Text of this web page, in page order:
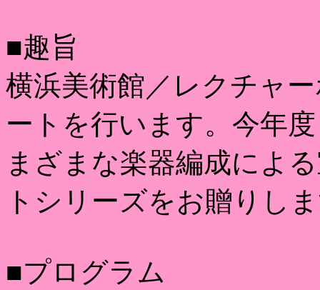
■趣旨
横浜美術館／レクチャ
ートを行います。今年
まざまな楽器編成によ
トシリーズをお贈りし
■プログラム